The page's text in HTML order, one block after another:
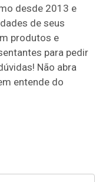
desde 2013 e
de seus
produtos e
para pedir
Não abra
entende do